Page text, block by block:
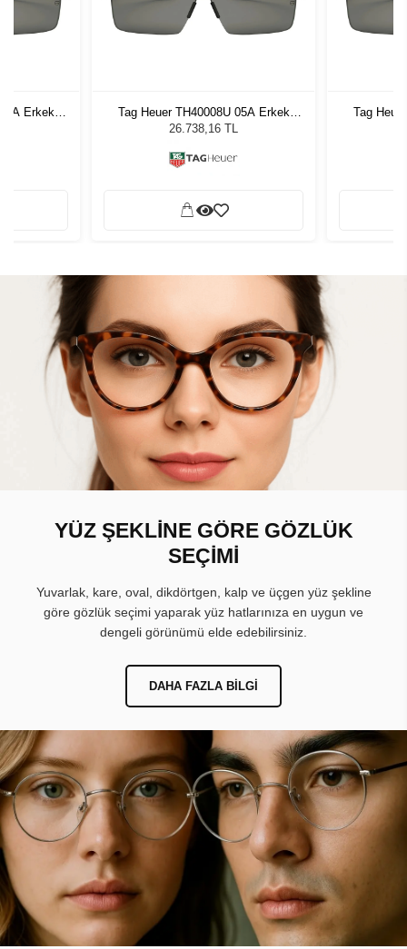
Erkek
Tag Heuer TH40008U 05A Erkek
Güneş Gözlüğü
26.738,16 TL
Tag
YÜZ ŞEKLİNE GÖRE GÖZLÜK
SEÇİMİ
Yuvarlak, kare, oval, dikdörtgen, kalp ve üçgen yüz şekline
göre gözlük seçimi yaparak yüz hatlarınıza en uygun ve
dengeli görünümü elde edebilirsiniz.
DAHA FAZLA BILGI